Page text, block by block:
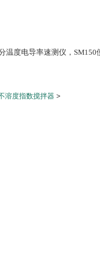
温度电导率速测仪，SM150
溶度指数搅拌器 >